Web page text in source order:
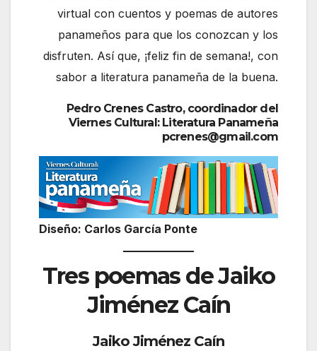
virtual con cuentos y poemas de autores
panameños para que los conozcan y los
disfruten. Así que, ¡feliz fin de semana!, con
sabor a literatura panameña de la buena.
Pedro Crenes Castro, coordinador del
Viernes Cultural: Literatura Panameña
pcrenes@gmail.com
Diseño: Carlos García Ponte
Tres poemas de Jaiko
Jiménez Caín
Jaiko Jiménez Caín